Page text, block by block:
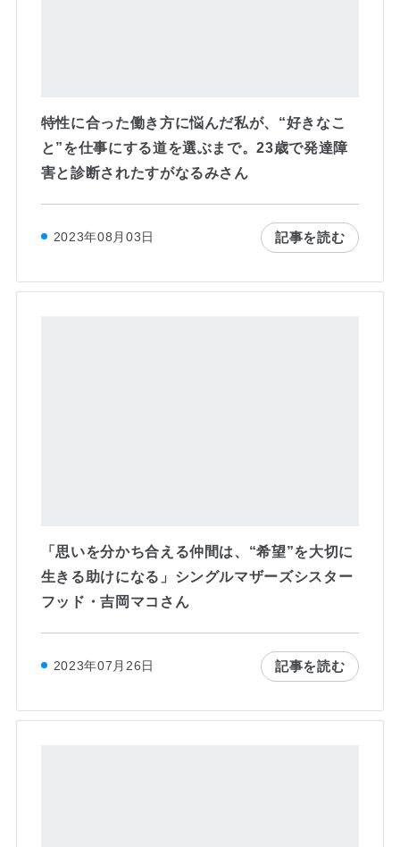
特性に合った働き方に悩んだ私が、“好きなこ
と”を仕事にする道を選ぶまで。23歳で発達障
害と診断されたすがなるみさん
2023年08月03日 記事を読む
「思いを分かち合える仲間は、“希望”を大切に
生きる助けになる」シングルマザーズシスター
フッド・吉岡マコさん
2023年07月26日 記事を読む